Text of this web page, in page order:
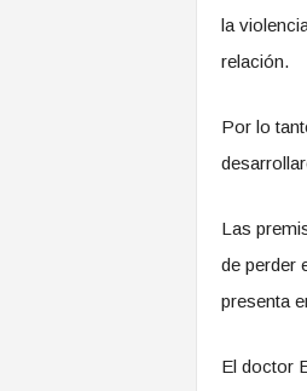
la
relación.
Por lo
Las
de perder
presenta
El doctor